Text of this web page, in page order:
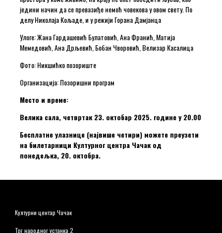
једини начин да се превазиђе немоћ човекова у овом свету. По
делу Николаја Кољаде, и у режији Горана Дамјанца
Улоге: Жана Гардашевић Булатовић, Ана Франић, Матија
Мемедовић, Ана Дрљевић, Бобан Чворовић, Велизар Касалица
Фото: Никшићко позориште
Организација: Позоришни програм
Место и време:
Велика сала, четвртак 23. октобар 2025. године у 20.00
Бесплатне улазнице (највише четири) можете преузети
на билетарници Културног центра Чачак од
понедељка, 20. октобра.
Културни центар Чачак
Трг народног устанка 2